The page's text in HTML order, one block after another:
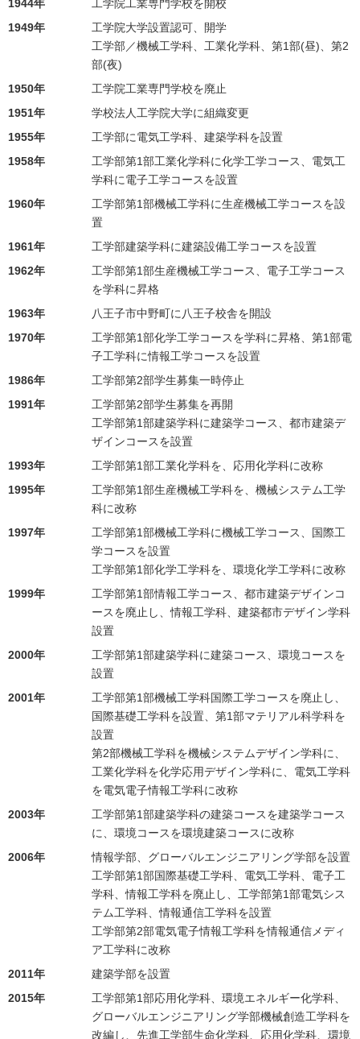
1944年
工学院工業専門学校を開校
1949年
工学院大学設置認可、開学
工学部／機械工学科、工業化学科、第1部(昼)、第2
部(夜)
1950年
工学院工業専門学校を廃止
1951年
学校法人工学院大学に組織変更
1955年
工学部に電気工学科、建築学科を設置
1958年
工学部第1部工業化学科に化学工学コース、電気工
学科に電子工学コースを設置
1960年
工学部第1部機械工学科に生産機械工学コースを設
置
1961年
工学部建築学科に建築設備工学コースを設置
1962年
工学部第1部生産機械工学コース、電子工学コース
を学科に昇格
1963年
八王子市中野町に八王子校舎を開設
1970年
工学部第1部化学工学コースを学科に昇格、第1部電
子工学科に情報工学コースを設置
1986年
工学部第2部学生募集一時停止
1991年
工学部第2部学生募集を再開
工学部第1部建築学科に建築学コース、都市建築デ
ザインコースを設置
1993年
工学部第1部工業化学科を、応用化学科に改称
1995年
工学部第1部生産機械工学科を、機械システム工学
科に改称
1997年
工学部第1部機械工学科に機械工学コース、国際工
学コースを設置
工学部第1部化学工学科を、環境化学工学科に改称
1999年
工学部第1部情報工学コース、都市建築デザインコ
ースを廃止し、情報工学科、建築都市デザイン学科
設置
2000年
工学部第1部建築学科に建築コース、環境コースを
設置
2001年
工学部第1部機械工学科国際工学コースを廃止し、
国際基礎工学科を設置、第1部マテリアル科学科を
設置
第2部機械工学科を機械システムデザイン学科に、
工業化学科を化学応用デザイン学科に、電気工学科
を電気電子情報工学科に改称
2003年
工学部第1部建築学科の建築コースを建築学コース
に、環境コースを環境建築コースに改称
2006年
情報学部、グローバルエンジニアリング学部を設置
工学部第1部国際基礎工学科、電気工学科、電子工
学科、情報工学科を廃止し、工学部第1部電気シス
テム工学科、情報通信工学科を設置
工学部第2部電気電子情報工学科を情報通信メディ
ア工学科に改称
2011年
建築学部を設置
2015年
工学部第1部応用化学科、環境エネルギー化学科、
グローバルエンジニアリング学部機械創造工学科を
改編し、先進工学部生命化学科、応用化学科、環境